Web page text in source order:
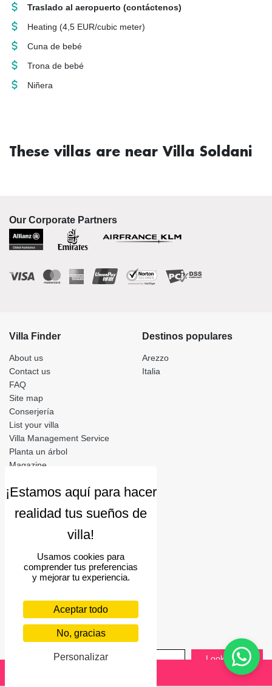
Traslado al aeropuerto (contáctenos)
Heating (4,5 EUR/cubic meter)
Cuna de bebé
Trona de bebé
Niñera
These villas are near Villa Soldani
Our Corporate Partners
Villa Finder
About us
Contact us
FAQ
Site map
Conserjería
List your villa
Villa Management Service
Planta un árbol
Magazine
Loyalty programme
Destinos populares
Arezzo
Italia
Información legal
Condiciones de uso
Privacy Policy
Cookies
Síguenos
Let's keep in touch
Looking for
discounts?
Usamos cookies para
comprender tus preferencias
y mejorar tu experiencia.
Aceptar todo
No, gracias
Personalizar